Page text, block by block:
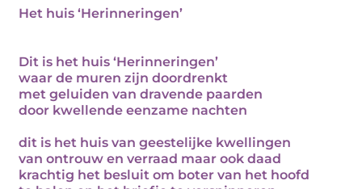
Het huis ‘Herinneringen’
Dit is het huis ‘Herinneringen’
waar de muren zijn doordrenkt
met geluiden van dravende paarden
door kwellende eenzame nachten
dit is het huis van geestelijke kwellingen
van ontrouw en verraad maar ook daad
krachtig het besluit om boter van het hoofd